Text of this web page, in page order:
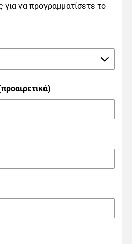
για να προγραμματίσετε το